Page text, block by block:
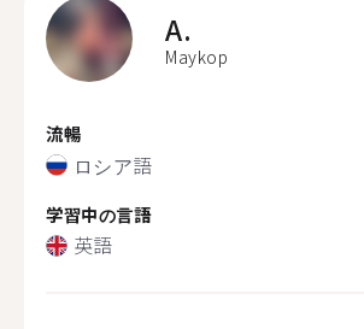
A.
Maykop
流暢
ロシア語
学習中の言語
英語